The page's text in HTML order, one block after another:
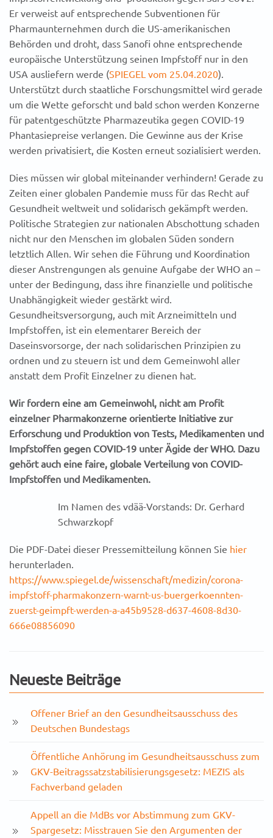
Er verweist auf entsprechende Subventionen für
Pharmaunternehmen durch die US-amerikanischen
Behörden und droht, dass Sanofi ohne entsprechende
europäische Unterstützung seinen Impfstoff nur in den
USA ausliefern werde (SPIEGEL vom 25.04.2020).
Unterstützt durch staatliche Forschungsmittel wird gerade
um die Wette geforscht und bald schon werden Konzerne
für patentgeschützte Pharmazeutika gegen COVID-19
Phantasiepreise verlangen. Die Gewinne aus der Krise
werden privatisiert, die Kosten erneut sozialisiert werden.
Dies müssen wir global miteinander verhindern! Gerade zu
Zeiten einer globalen Pandemie muss für das Recht auf
Gesundheit weltweit und solidarisch gekämpft werden.
Politische Strategien zur nationalen Abschottung schaden
nicht nur den Menschen im globalen Süden sondern
letztlich Allen. Wir sehen die Führung und Koordination
dieser Anstrengungen als genuine Aufgabe der WHO an –
unter der Bedingung, dass ihre finanzielle und politische
Unabhängigkeit wieder gestärkt wird.
Gesundheitsversorgung, auch mit Arzneimitteln und
Impfstoffen, ist ein elementarer Bereich der
Daseinsvorsorge, der nach solidarischen Prinzipien zu
ordnen und zu steuern ist und dem Gemeinwohl aller
anstatt dem Profit Einzelner zu dienen hat.
Wir fordern eine am Gemeinwohl, nicht am Profit
einzelner Pharmakonzerne orientierte Initiative zur
Erforschung und Produktion von Tests, Medikamenten und
Impfstoffen gegen COVID-19 unter Ägide der WHO. Dazu
gehört auch eine faire, globale Verteilung von COVID-
Impfstoffen und Medikamenten.
Im Namen des vdää-Vorstands: Dr. Gerhard
Schwarzkopf
Die PDF-Datei dieser Pressemitteilung können Sie hier
herunterladen.
https://www.spiegel.de/wissenschaft/medizin/corona-
impfstoff-pharmakonzern-warnt-us-buergerkoennten-
zuerst-geimpft-werden-a-a45b9528-d637-4608-8d30-
666e08856090
Neueste Beiträge
Offener Brief an den Gesundheitsausschuss des
Deutschen Bundestags
Öffentliche Anhörung im Gesundheitsausschuss zum
GKV-Beitragssatzstabilisierungsgesetz: MEZIS als
Fachverband geladen
Appell an die MdBs vor Abstimmung zum GKV-
Spargesetz: Misstrauen Sie den Argumenten der